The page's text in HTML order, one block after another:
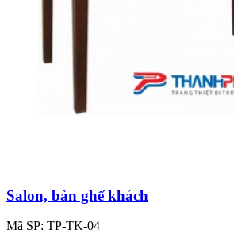
Salon, bàn ghế khách
Mã SP: TP-TK-04